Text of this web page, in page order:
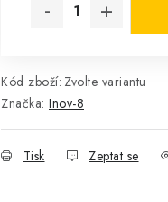
Kód zboží: Zvolte variantu
Značka: Inov-8
Tisk Zeptat se